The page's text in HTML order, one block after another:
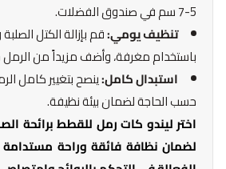
5-7 سم في صندوق الفضلات.
تنظيف يومي:قم بإزالة الكتل
باستخدام مغرفة، وأضف مزيداً من
استبدال كامل:ينصح بتغيير كامل
حسب الحاجة لضمان بيئة نظيفة.
لضمان نظافة فائقة وراحة